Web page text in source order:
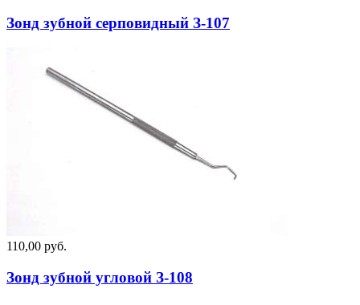
Зонд зубной серповидный З-107
110,00 руб.
Зонд зубной угловой З-108